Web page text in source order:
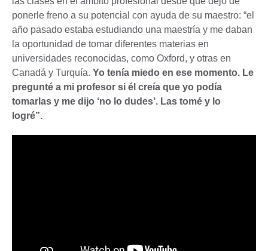
ponerle freno a su potencial con ayuda de su maestro: “el
año pasado estaba estudiando una maestría y me daban
la oportunidad de tomar diferentes materias en
universidades reconocidas, como Oxford, y otras en
Canadá y Turquía. Yo tenía miedo en ese momento. Le
pregunté a mi profesor si él creía que yo podía
tomarlas y me dijo ‘no lo dudes’. Las tomé y lo
logré”.